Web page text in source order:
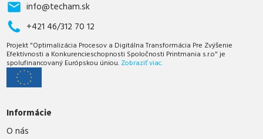
info@techam.sk
+421 46/312 70 12
Projekt "Optimalizácia Procesov a Digitálna Transformácia Pre Zvýšenie
Efektívnosti a Konkurencieschopnosti Spoločnosti Printmania s.r.o" je
spolufinancovaný Európskou úniou. Zobraziť viac.
Informácie
O nás